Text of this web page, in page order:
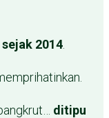
sejak 2014
ditipu